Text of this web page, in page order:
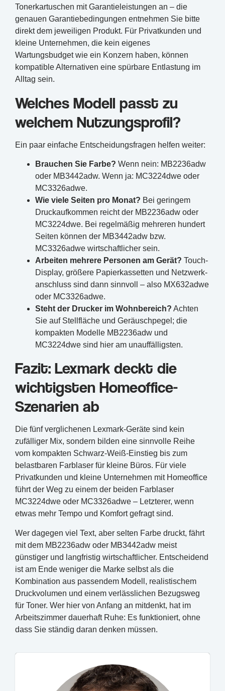
Tonerkartuschen mit Garantieleistungen an – die
genauen Garantiebedingungen entnehmen Sie bitte
direkt dem jeweiligen Produkt. Für Privatkunden und
kleine Unternehmen, die kein eigenes
Wartungsbudget wie ein Konzern haben, können
kompatible Alternativen eine spürbare Entlastung im
Alltag sein.
Welches Modell passt zu
welchem Nutzungsprofil?
Ein paar einfache Entscheidungsfragen helfen weiter:
Brauchen Sie Farbe? Wenn nein: MB2236adw
oder MB3442adw. Wenn ja: MC3224dwe oder
MC3326adwe.
Wie viele Seiten pro Monat? Bei geringem
Druckaufkommen reicht der MB2236adw oder
MC3224dwe. Bei regelmäßig mehreren hundert
Seiten können der MB3442adw bzw.
MC3326adwe wirtschaftlicher sein.
Arbeiten mehrere Personen am Gerät? Touch-
Display, größere Papierkassetten und Netzwerk­
anschluss sind dann sinnvoll – also MX632adwe
oder MC3326adwe.
Steht der Drucker im Wohnbereich? Achten
Sie auf Stellfläche und Geräuschpegel; die
kompakten Modelle MB2236adw und
MC3224dwe sind hier am unauffälligsten.
Fazit: Lexmark deckt die
wichtigsten Homeoffice-
Szenarien ab
Die fünf verglichenen Lexmark-Geräte sind kein
zufälliger Mix, sondern bilden eine sinnvolle Reihe
vom kompakten Schwarz-Weiß-Einstieg bis zum
belastbaren Farblaser für kleine Büros. Für viele
Privatkunden und kleine Unternehmen mit Homeoffice
führt der Weg zu einem der beiden Farblaser
MC3224dwe oder MC3326adwe – Letzterer, wenn
etwas mehr Tempo und Komfort gefragt sind.
Wer dagegen viel Text, aber selten Farbe druckt, fährt
mit dem MB2236adw oder MB3442adw meist
günstiger und langfristig wirtschaftlicher. Entscheidend
ist am Ende weniger die Marke selbst als die
Kombination aus passendem Modell, realistischem
Druckvolumen und einem verlässlichen Bezugsweg
für Toner. Wer hier von Anfang an mitdenkt, hat im
Arbeitszimmer dauerhaft Ruhe: Es funktioniert, ohne
dass Sie ständig daran denken müssen.